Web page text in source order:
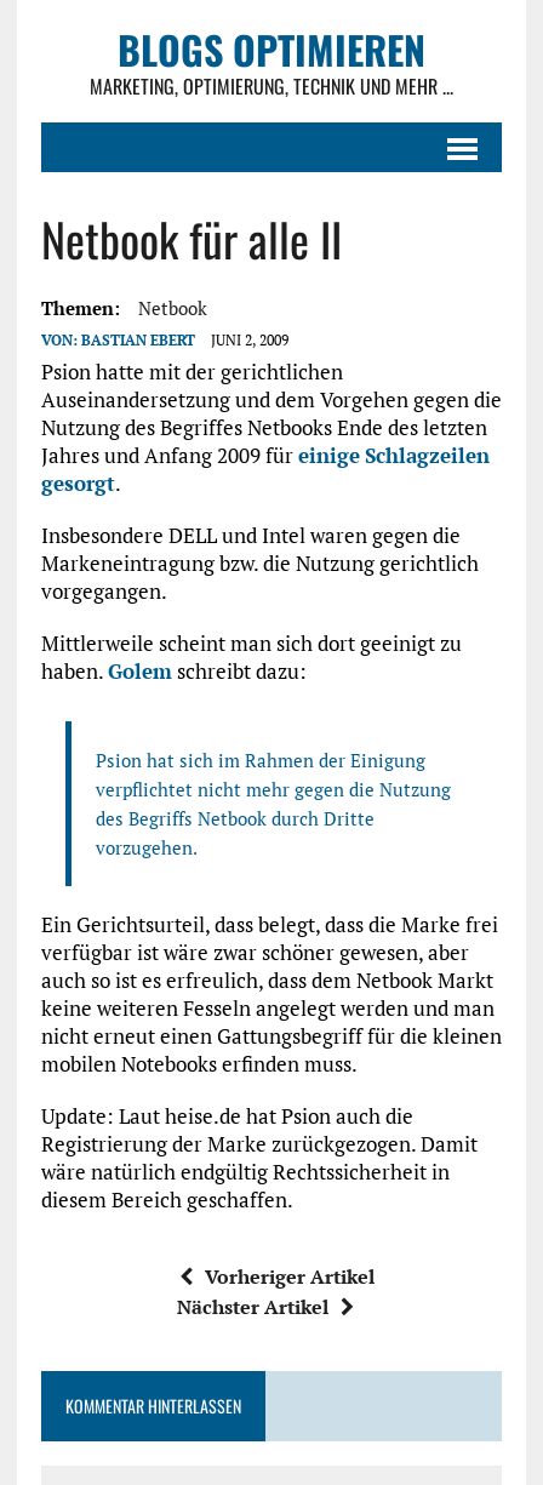
BLOGS OPTIMIEREN
MARKETING, OPTIMIERUNG, TECHNIK UND MEHR ...
Netbook für alle II
Themen: Netbook
VON: BASTIAN EBERT JUNI 2, 2009
Psion hatte mit der gerichtlichen
Auseinandersetzung und dem Vorgehen gegen die
Nutzung des Begriffes Netbooks Ende des letzten
Jahres und Anfang 2009 füreinigeSchlagzeilen
gesorgt.
Insbesondere DELL und Intel waren gegen die
Markeneintragung bzw. die Nutzung gerichtlich
vorgegangen.
Mittlerweile scheint man sich dort geeinigt zu
haben.Golemschreibt dazu:
Psion hat sich im Rahmen der Einigung
verpflichtet nicht mehr gegen die Nutzung
des Begriffs Netbook durch Dritte
vorzugehen.
Ein Gerichtsurteil, dass belegt, dass die Marke frei
verfügbar ist wäre zwar schöner gewesen, aber
auch so ist es erfreulich, dass dem Netbook Markt
keine weiteren Fesseln angelegt werden und man
nicht erneut einen Gattungsbegriff für die kleinen
mobilen Notebooks erfinden muss.
Update: Laut heise.de hat Psion auch die
Registrierung der Marke zurückgezogen. Damit
wäre natürlich endgültig Rechtssicherheit in
diesem Bereich geschaffen.
Vorheriger Artikel
Nächster Artikel
KOMMENTAR HINTERLASSEN